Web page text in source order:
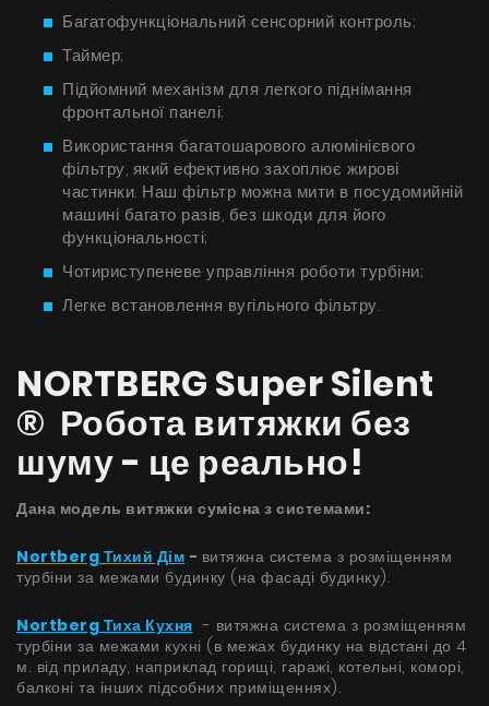
Технічна підтримка
FAQ
Гарантія
Поради
Сервіс
Багатофункціональний сенсорний контроль;
Таймер;
Підйомний механізм для легкого піднімання
фронтальної панелі;
Використання багатошарового алюмінієвого
фільтру, який ефективно захоплює жирові
частинки. Наш фільтр можна мити в посудомийній
машині багато разів, без шкоди для його
функціональності;
Чотириступеневе управління роботи турбіни;
Легке встановлення вугільного фільтру.
NORTBERG Super Silent
® Робота витяжки без
шуму - це реально!
Дана модель витяжки сумісна з системами:
Nortberg Тихий Дім - витяжна система з розміщенням
турбіни за межами будинку (на фасаді будинку).
Nortberg Тиха Кухня - витяжна система з розміщенням
турбіни за межами кухні (в межах будинку на відстані до 4
м. від приладу, наприклад горищі, гаражі, котельні, коморі,
балконі та інших підсобних приміщеннях).